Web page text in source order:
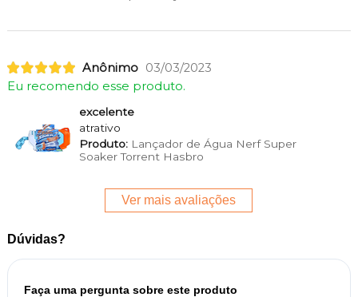
Anônimo 03/03/2023
Eu recomendo esse produto.
excelente
atrativo
Produto:Lançador de Água Nerf Super
Soaker Torrent Hasbro
Ver mais avaliações
Dúvidas?
Faça uma pergunta sobre este produto